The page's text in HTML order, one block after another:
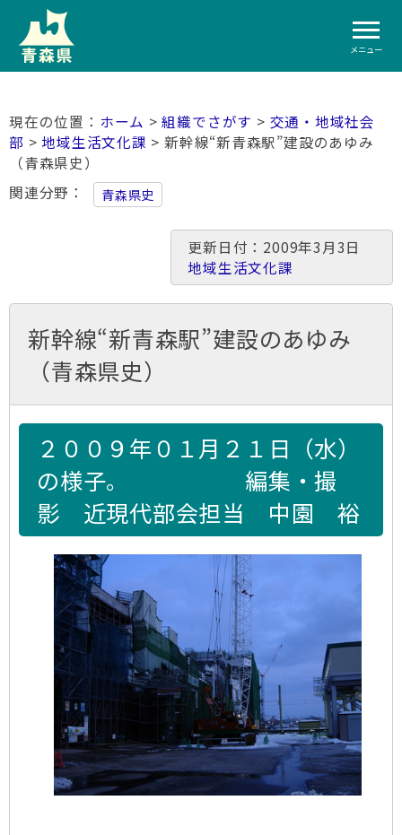
メニュー
ホーム >組織でさがす > 交通・地域社会
部 >地域生活文化課 > 新幹線“新青森駅”建設のあゆみ
（青森県史）
関連分野
青森県史
更新日付：2009年3月3日
地域生活文化課
新幹線“新青森駅”建設のあゆみ
（青森県史）
２００９年０１月２１日（水）
の様子。 編集・撮
影 近現代部会担当 中園 裕